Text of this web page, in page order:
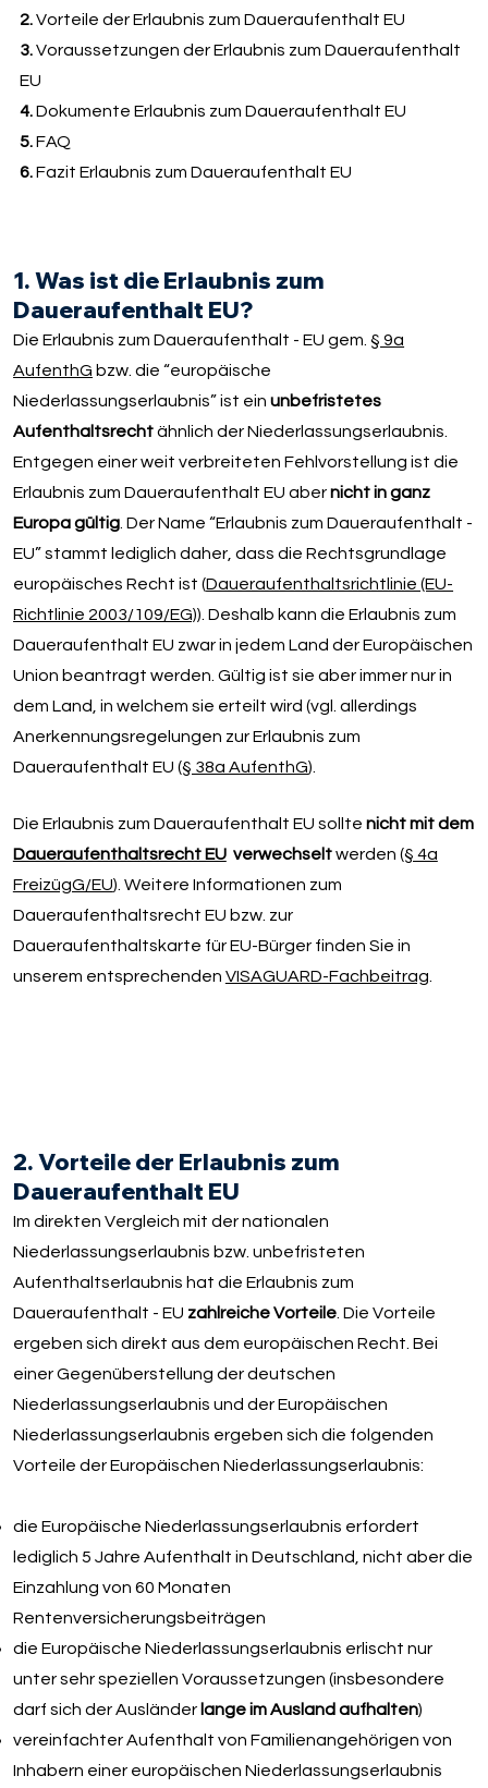
2.Vorteile der Erlaubnis zum Daueraufenthalt EU
3.Voraussetzungen der Erlaubnis zum Daueraufenthalt
EU
4.Dokumente Erlaubnis zum Daueraufenthalt EU
5.FAQ
6.Fazit Erlaubnis zum Daueraufenthalt EU
1. Was ist die Erlaubnis zum
Daueraufenthalt EU?
Die Erlaubnis zum Daueraufenthalt - EU gem.§ 9a
AufenthG bzw. die “europäische
Niederlassungserlaubnis” ist einunbefristetes
Aufenthaltsrechtähnlich der Niederlassungserlaubnis.
Entgegen einer weit verbreiteten Fehlvorstellung ist die
Erlaubnis zum Daueraufenthalt EU abernicht in ganz
Europa gültig . Der Name “Erlaubnis zum Daueraufenthalt -
EU” stammt lediglich daher, dass die Rechtsgrundlage
europäisches Recht ist (Daueraufenthaltsrichtlinie (EU-
Richtlinie 2003/109/EG)). Deshalb kann die Erlaubnis zum
Daueraufenthalt EU zwar in jedem Land der Europäischen
Union beantragt werden. Gültig ist sie aber immer nur in
dem Land, in welchem sie erteilt wird (vgl. allerdings
Anerkennungsregelungen zur Erlaubnis zum
Daueraufenthalt EU (§ 38a AufenthG).
Die Erlaubnis zum Daueraufenthalt EU sollte nicht mit dem
Daueraufenthaltsrecht EUverwechseltwerden (§ 4a
FreizügG/EU). Weitere Informationen zum
Daueraufenthaltsrecht EU bzw. zur
Daueraufenthaltskarte für EU-Bürger finden Sie in
unserem entsprechenden VISAGUARD-Fachbeitrag
2. Vorteile der Erlaubnis zum
Daueraufenthalt EU
Im direkten Vergleich mit der nationalen
Niederlassungserlaubnis bzw. unbefristeten
Aufenthaltserlaubnis hat die Erlaubnis zum
Daueraufenthalt - EU zahlreiche Vorteile. Die Vorteile
ergeben sich direkt aus dem europäischen Recht. Bei
einer Gegenüberstellung der deutschen
Niederlassungserlaubnis und der Europäischen
Niederlassungserlaubnis ergeben sich die folgenden
Vorteile der Europäischen Niederlassungserlaubnis:
die Europäische Niederlassungserlaubnis erfordert
lediglich 5 Jahre Aufenthalt in Deutschland, nicht aber die
Einzahlung von 60 Monaten
Rentenversicherungsbeiträgen
die Europäische Niederlassungserlaubnis erlischt nur
unter sehr speziellen Voraussetzungen (insbesondere
darf sich der Ausländer lange im Ausland aufhalten)
vereinfachter Aufenthalt von Familienangehörigen von
Inhabern einer europäischen Niederlassungserlaubnis